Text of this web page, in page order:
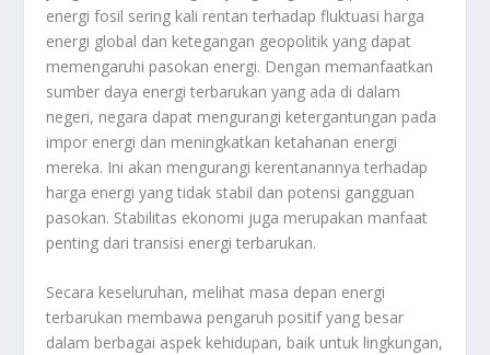
energi fosil sering kali rentan terhadap fluktuasi harga
energi global dan ketegangan geopolitik yang dapat
memengaruhi pasokan energi. Dengan memanfaatkan
sumber daya energi terbarukan yang ada di dalam
negeri, negara dapat mengurangi ketergantungan pada
impor energi dan meningkatkan ketahanan energi
mereka. Ini akan mengurangi kerentanannya terhadap
harga energi yang tidak stabil dan potensi gangguan
pasokan. Stabilitas ekonomi juga merupakan manfaat
penting dari transisi energi terbarukan.
Secara keseluruhan, melihat masa depan energi
terbarukan membawa pengaruh positif yang besar
dalam berbagai aspek kehidupan, baik untuk lingkungan,